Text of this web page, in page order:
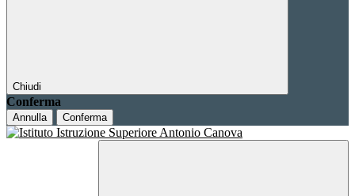
Chiudi
Conferma
Annulla Conferma